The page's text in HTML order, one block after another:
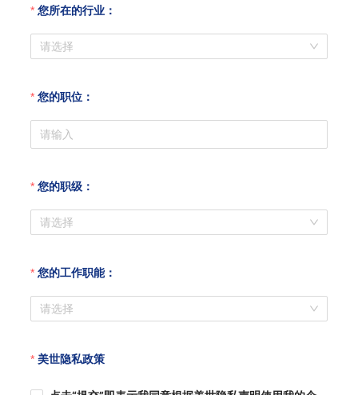
您所在的行业：
请选择
您的职位：
您的职级：
请选择
您的工作职能：
请选择
美世隐私政策